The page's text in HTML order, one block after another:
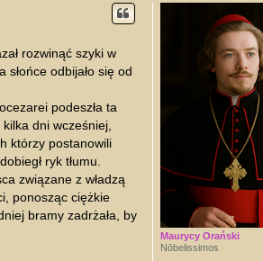
Maurycy Orański
Nōbelissimos
rozwinąć szyki w
odbijało się od
podeszła ta
dni wcześniej,
którzy postanowili
ryk tłumu.
związane z władzą
ponosząc ciężkie
bramy zadrżała, by